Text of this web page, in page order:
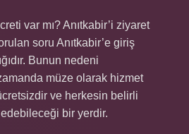
var mı? Anıtkabir’i ziyaret
soru Anıtkabir’e giriş
Bunun nedeni
müze olarak hizmet
ve herkesin belirli
bir yerdir.